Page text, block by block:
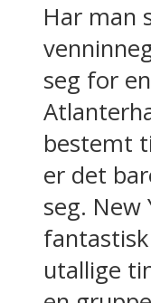
Har man
seg for
bestemt
er det
seg. New
utallige